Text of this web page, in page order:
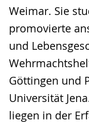
Weimar. Sie
promovierte
und
Göttingen und
Universität
liegen in der